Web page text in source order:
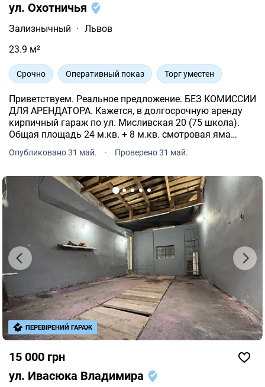
ул. Охотничья
Зализнычный · Львов
23.9 м²
Срочно Оперативный показ Торг уместен
Приветствуем. Реальное предложение. БЕЗ КОМИССИИ
ДЛЯ АРЕНДАТОРА. Кажется, в долгосрочную аренду
кирпичный гараж по ул. Мисливская 20 (75 школа).
Общая площадь 24 м.кв. + 8 м.кв. смотровая яма
(сухая). Длина 5, 20 М, ширина 4.60 М, высота ворот
2.00 М. Проведено свет, отдельный счетчик.
Опубликовано 31 май. · Проверено 31 май.
15 000 грн
ул. Ивасюка Владимира
ПЕРЕВІРЕНИЙ ГАРАЖ